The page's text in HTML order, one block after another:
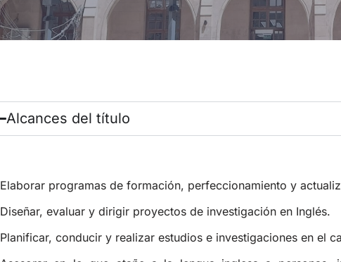
Alcances del título
Elaborar programas de formación, perfeccionamiento y
Diseñar, evaluar y dirigir proyectos de investigación en Inglés.
Planificar, conducir y realizar estudios e investigaciones en el